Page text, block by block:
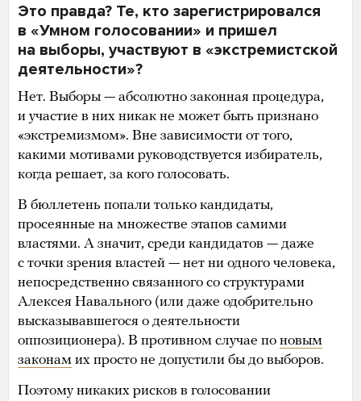
Это правда? Те, кто зарегистрировался
в «Умном голосовании» и пришел
на выборы, участвуют в «экстремистской
деятельности»?
Нет. Выборы — абсолютно законная процедура,
и участие в них никак не может быть признано
«экстремизмом». Вне зависимости от того,
какими мотивами руководствуется избиратель,
когда решает, за кого голосовать.
В бюллетень попали только кандидаты,
просеянные на множестве этапов самими
властями. А значит, среди кандидатов — даже
с точки зрения властей — нет ни одного человека,
непосредственно связанного со структурами
Алексея Навального (или даже одобрительно
высказывавшегося о деятельности
оппозиционера). В противном случае по новым
законам их просто не допустили бы до выборов.
Поэтому никаких рисков в голосовании